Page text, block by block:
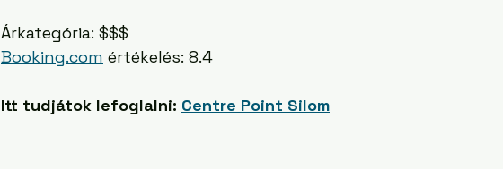
Árkategória: $$$
Booking.com értékelés: 8.4
Itt tudjátok lefoglalni: Centre Point Silom